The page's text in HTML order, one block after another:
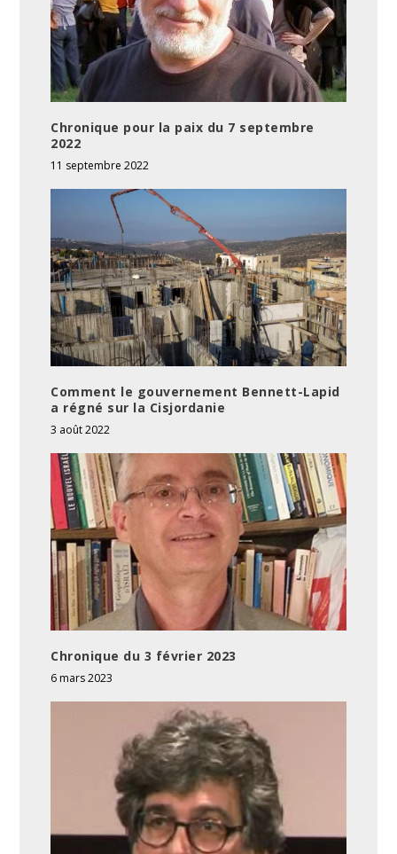
Chronique pour la paix du 7 septembre
2022
11 septembre 2022
Comment le gouvernement Bennett-Lapid
a régné sur la Cisjordanie
3 août 2022
Chronique du 3 février 2023
6 mars 2023